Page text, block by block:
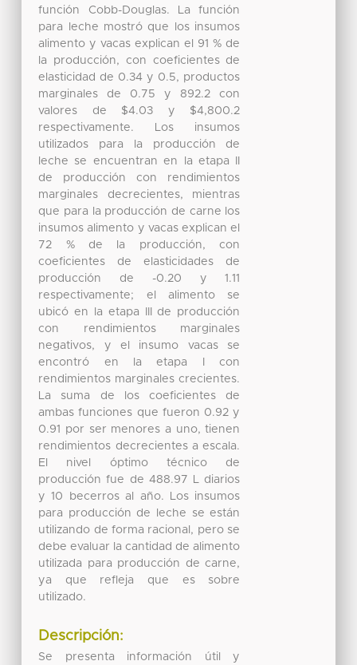
función Cobb-Douglas. La función
para leche mostró que los insumos
alimento y vacas explican el 91 % de
la producción, con coeficientes de
elasticidad de 0.34 y 0.5, productos
marginales de 0.75 y 892.2 con
valores de $4.03 y $4,800.2
respectivamente. Los insumos
utilizados para la producción de
leche se encuentran en la etapa II
de producción con rendimientos
marginales decrecientes, mientras
que para la producción de carne los
insumos alimento y vacas explican el
72 % de la producción, con
coeficientes de elasticidades de
producción de -0.20 y 1.11
respectivamente; el alimento se
ubicó en la etapa III de producción
con rendimientos marginales
negativos, y el insumo vacas se
encontró en la etapa I con
rendimientos marginales crecientes.
La suma de los coeficientes de
ambas funciones que fueron 0.92 y
0.91 por ser menores a uno, tienen
rendimientos decrecientes a escala.
El nivel óptimo técnico de
producción fue de 488.97 L diarios
y 10 becerros al año. Los insumos
para producción de leche se están
utilizando de forma racional, pero se
debe evaluar la cantidad de alimento
utilizada para producción de carne,
ya que refleja que es sobre
utilizado.
Descripción:
Se presenta información útil y